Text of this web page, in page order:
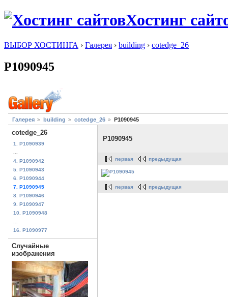
Хостинг
ВЫБОР ХОСТИНГА › Галерея › building › cotedge_26
P1090945
Галерея building cotedge_26 P1090945
cotedge_26
1. P1090939
...
4. P1090942
5. P1090943
6. P1090944
7. P1090945
8. P1090946
9. P1090947
10. P1090948
...
16. P1090977
Случайные
изображения
P1090945
первая предыдущая
первая предыдущая